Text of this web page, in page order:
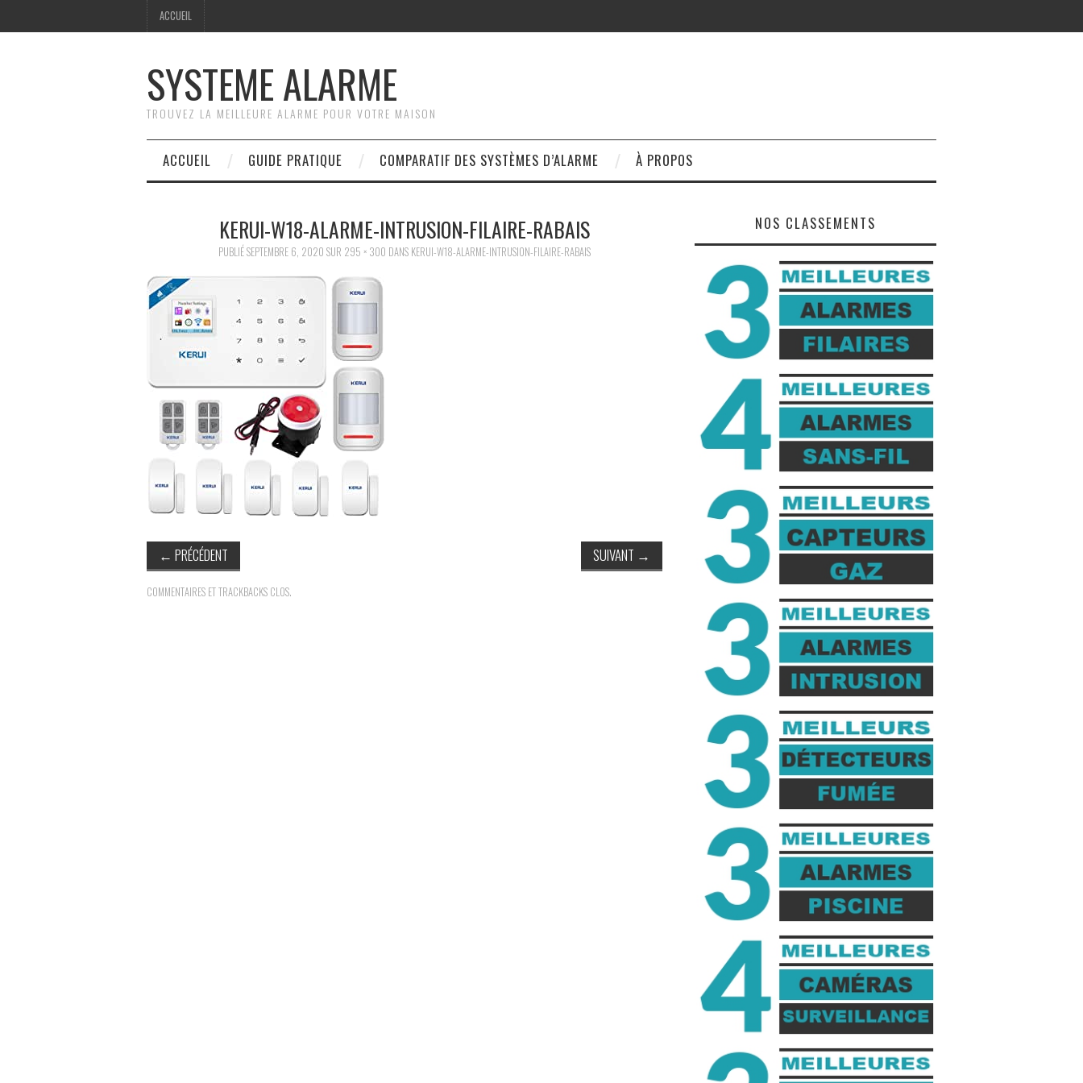
ACCUEIL
SYSTEME ALARME
TROUVEZ LA MEILLEURE ALARME POUR VOTRE MAISON
ACCUEIL GUIDE PRATIQUE COMPARATIF DES SYSTÈMES D’ALARME À PROPOS
KERUI-W18-ALARME-INTRUSION-FILAIRE-RABAIS
PUBLIÉSEPTEMBRE 6, 2020 SUR 295 × 300 DANS KERUI-W18-ALARME-INTRUSION-FILAIRE-RABAIS
← PRÉCÉDENT SUIVANT →
COMMENTAIRES ET TRACKBACKS CLOS.
NOS CLASSEMENTS